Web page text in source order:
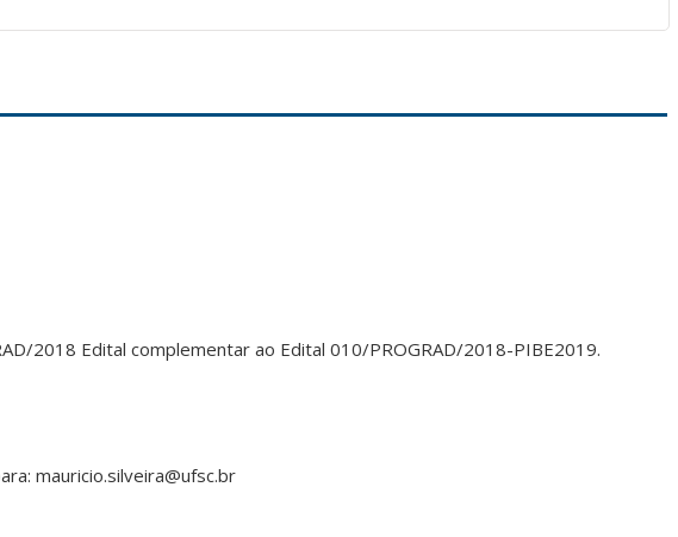
2018 Edital complementar ao Edital 010/PROGRAD/2018-PIBE2019.
mauricio.silveira@ufsc.br